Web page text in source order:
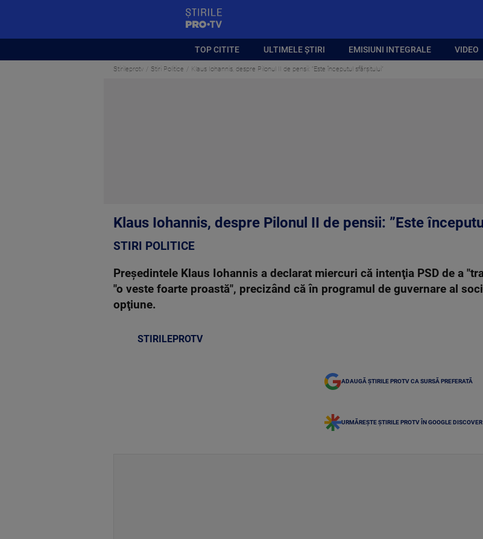
TOP CITITE ULTIMELE ȘTIRI EMISIUNI INTEGRALE VIDEO
Stirileprotv Stiri Politice Klaus Iohannis, despre Pilonul II de pensii: ”Este începutul sfârșitului”
Klaus Iohannis, despre Pilonul II de pensii: ”Este
STIRI POLITICE
Preşedintele Klaus Iohannis a declarat miercuri că intenţia PSD de a
"o veste foarte proastă", precizând că în programul de guvernare al
opţiune.
STIRILEPROTV
ADAUGĂ ȘTIRILE PROTV CA SURSĂ PREFERATĂ
URMĂREȘTE ȘTIRILE PROTV ÎN GOOGLE DISCOVER